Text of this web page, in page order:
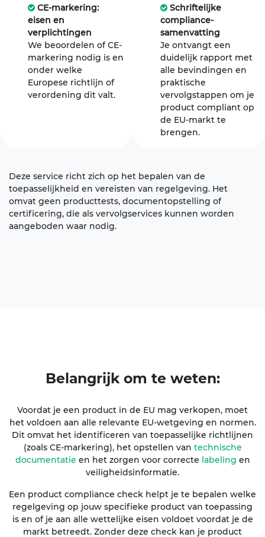
CE-markering:
eisen en
verplichtingen
We beoordelen of CE-
markering nodig is en
onder welke
Europese richtlijn of
verordening dit valt.
Schriftelijke
compliance-
samenvatting
Je ontvangt een
duidelijk rapport met
alle bevindingen en
praktische
vervolgstappen om je
product compliant op
de EU-markt te
brengen.
Deze service richt zich op het bepalen van de
toepasselijkheid en vereisten van regelgeving. Het
omvat geen producttests, documentopstelling of
certificering, die als vervolgservices kunnen worden
aangeboden waar nodig.
Belangrijkom te weten:
Voordat je een product in de EU mag verkopen, moet
het voldoen aan alle relevante EU-wetgeving en normen.
Dit omvat het identificeren van toepasselijke richtlijnen
(zoals CE-markering), het opstellen van technische
documentatie en het zorgen voor correcte labeling en
veiligheidsinformatie.
Een product compliance check helpt je te bepalen welke
regelgeving op jouw specifieke product van toepassing
is en of je aan alle wettelijke eisen voldoet voordat je de
markt betreedt. Zonder deze check kan je product